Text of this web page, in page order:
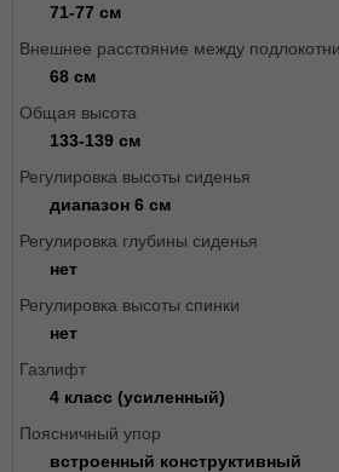
71-77 см
Внешнее расстояние между
68 см
Общая высота
133-139 см
Регулировка высоты сиденья
диапазон 6 см
Регулировка глубины сиденья
нет
Регулировка высоты спинки
нет
Газлифт
4 класс (усиленный)
Поясничный упор
встроенный конструктивный